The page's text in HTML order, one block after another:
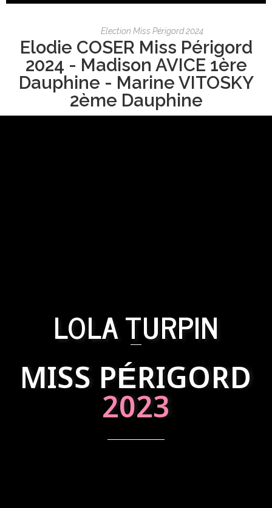
Election Miss Périgord 2024
Elodie COSER Miss Périgord
2024 - Madison AVICE 1ère
Dauphine - Marine VITOSKY
2ème Dauphine
LOLA TURPIN
MISS PÉRIGORD
2023